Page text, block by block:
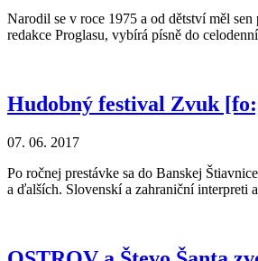
Narodil se v roce 1975 a od dětství měl
redakce Proglasu, vybírá písně do
Hudobný festival Zvuk
07. 06. 2017
Po ročnej prestávke sa do Banskej
a ďalších. Slovenskí a zahraniční interpreti